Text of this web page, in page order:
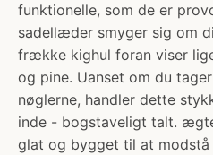
funktionelle, som de er
sadellæder smyger sig om
frække kighul foran viser
og pine. Uanset om du
nøglerne, handler dette
inde - bogstaveligt talt.
glat og bygget til at modstå